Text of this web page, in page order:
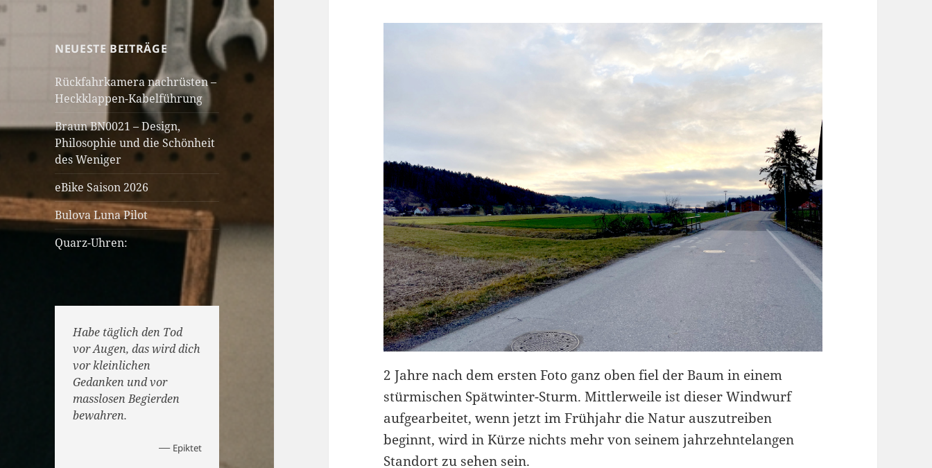
NEUESTE BEITRÄGE
Rückfahrkamera nachrüsten –
Heckklappen-Kabelführung
Braun BN0021 – Design,
Philosophie und die Schönheit
des Weniger
eBike Saison 2026
Bulova Luna Pilot
Quarz-Uhren:
Habe täglich den Tod
vor Augen, das wird dich
vor kleinlichen
Gedanken und vor
masslosen Begierden
bewahren.
— Epiktet
2 Jahre nach dem ersten Foto ganz oben fiel der Baum in einem
stürmischen Spätwinter-Sturm. Mittlerweile ist dieser Windwurf
aufgearbeitet, wenn jetzt im Frühjahr die Natur auszutreiben
beginnt, wird in Kürze nichts mehr von seinem jahrzehntelangen
Standort zu sehen sein.